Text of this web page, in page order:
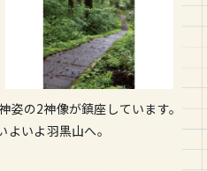
姿の2神像が鎮座しています。
よいよ羽黒山へ。